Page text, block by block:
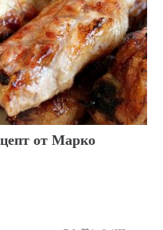
от Марко